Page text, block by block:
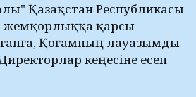
Қазақстан Республикасы
жемқорлыққа қарсы
Қоғамның лауазымды
кеңесіне есеп